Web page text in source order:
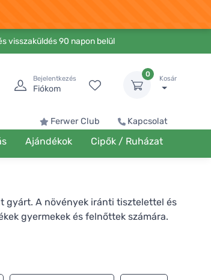
visszaküldés 90 napon belül
Bejelentkezés
Fiókom
0
Kosár
Ferwer Club Kapcsolat
Ajándékok Cipők / Ruházat
gyárt. A növények iránti tisztelettel és
gyermekek és felnőttek számára.
Tilia örömmel használja ki ezt.